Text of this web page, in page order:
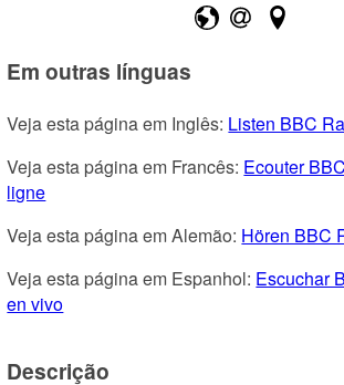
Em outras línguas
Veja esta página em Inglês: Listen BBC
Veja esta página em Francês: Ecouter
ligne
Veja esta página em Alemão: Hören BBC
Veja esta página em Espanhol: Escuchar
en vivo
Descrição